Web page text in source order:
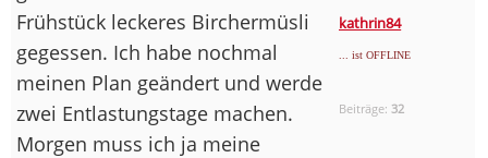
kathrin84
... ist OFFLINE
Beiträge:32
Frühstück leckeres Birchermüsli
gegessen. Ich habe nochmal
meinen Plan geändert und werde
zwei Entlastungstage machen.
Morgen muss ich ja meine